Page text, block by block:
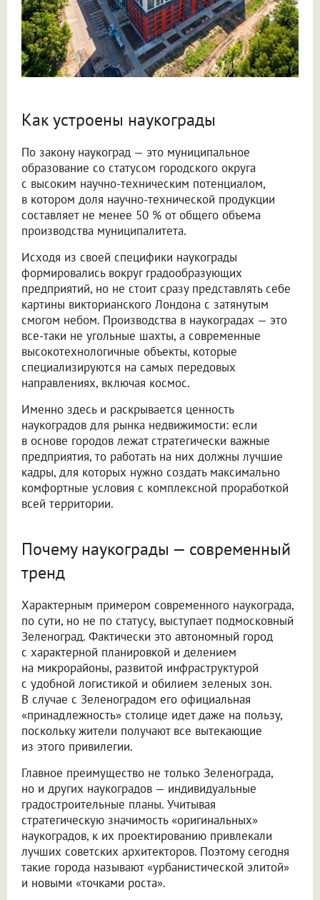
Как устроены наукограды
По закону наукоград — это муниципальное
образование со статусом городского округа
с высоким научно-техническим потенциалом,
в котором доля научно-технической продукции
составляет не менее 50 % от общего объема
производства муниципалитета.
Исходя из своей специфики наукограды
формировались вокруг градообразующих
предприятий, но не стоит сразу представлять себе
картины викторианского Лондона с затянутым
смогом небом. Производства в наукоградах — это
все-таки не угольные шахты, а современные
высокотехнологичные объекты, которые
специализируются на самых передовых
направлениях, включая космос.
Именно здесь и раскрывается ценность
наукоградов для рынка недвижимости: если
в основе городов лежат стратегически важные
предприятия, то работать на них должны лучшие
кадры, для которых нужно создать максимально
комфортные условия с комплексной проработкой
всей территории.
Почему наукограды — современный
тренд
Характерным примером современного наукограда,
по сути, но не по статусу, выступает подмосковный
Зеленоград. Фактически это автономный город
с характерной планировкой и делением
на микрорайоны, развитой инфраструктурой
с удобной логистикой и обилием зеленых зон.
В случае с Зеленоградом его официальная
«принадлежность» столице идет даже на пользу,
поскольку жители получают все вытекающие
из этого привилегии.
Главное преимущество не только Зеленограда,
но и других наукоградов — индивидуальные
градостроительные планы. Учитывая
стратегическую значимость «оригинальных»
наукоградов, к их проектированию привлекали
лучших советских архитекторов. Поэтому сегодня
такие города называют «урбанистической элитой»
и новыми «точками роста».